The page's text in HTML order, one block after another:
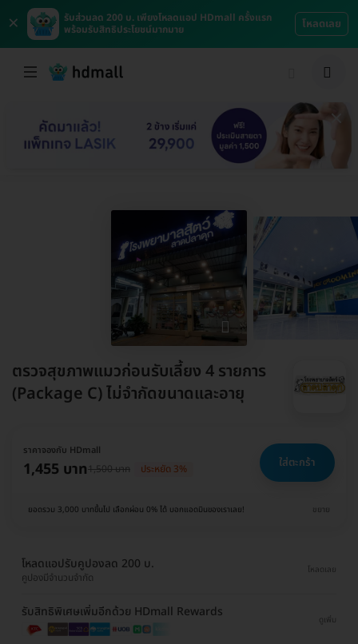
×
รับส่วนลด 200 บ. เพียงโหลดแอป HDmall ครั้งแรก
พร้อมรับสิทธิประโยชน์มากมาย
โหลดเลย
ตรวจสุขภาพแมวก่อนรับเลี้ยง 4 รายการ
(Package C) ไม่จำกัดขนาดและอายุ
ราคาจองกับ HDmall
1,455 บาท1,500 บาท ประหยัด 3% ใส่ตะกร้า
ยอดรวม 3,000 บาทขึ้นไป เลือกผ่อน 0% ได้ บอกแอดมินของเราเลย! ขยาย
โหลดแอปรับคูปองลด 200 บ.
คูปองมีจำนวนจำกัด
โหลดเลย
รับสิทธิพิเศษเพิ่มอีกด้วย HDmall Rewards
ดูเพิ่ม